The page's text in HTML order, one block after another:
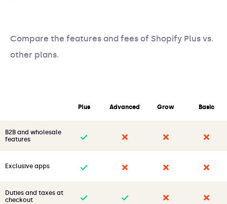
Compare the features and fees of Shopify Plus vs.
other plans.
Plus Advanced Grow Basic
B2B and wholesale
features
Exclusive apps
Duties and taxes at
checkout